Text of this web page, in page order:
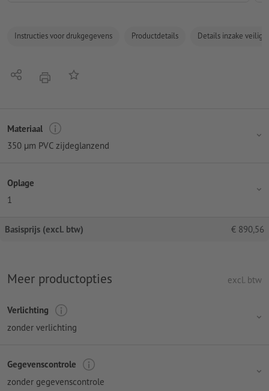
Instructies voor drukgegevens Productdetails Details inzake
Delen afdrukkenOp de lijst
Materiaal
350 µm PVC zijdeglanzend
Oplage
1
Basisprijs (excl. btw) € 890,56
Meer productopties excl. btw
Verlichting
zonder verlichting
Gegevenscontrole
zonder gegevenscontrole